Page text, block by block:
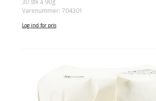
Varenummer: 704301
Log ind for pris